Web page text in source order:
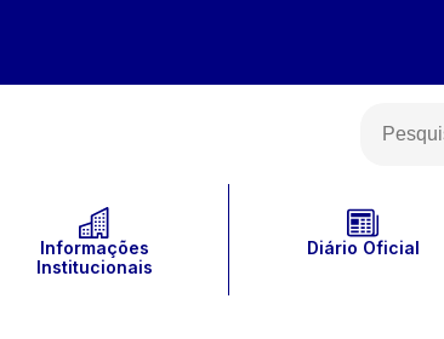
Informações
Institucionais
Diário Oficial